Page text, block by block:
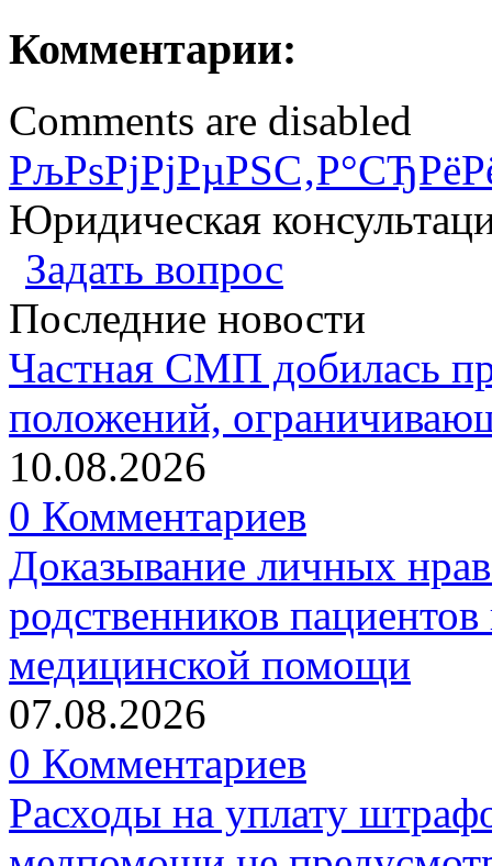
Комментарии:
Comments are disabled
Юридическая
Задать вопрос
Последние новости
Частная СМП добилась
положений,
10.08.2026
0 Комментариев
Доказывание личных
родственников
медицинской помощи
07.08.2026
0 Комментариев
Расходы на уплату